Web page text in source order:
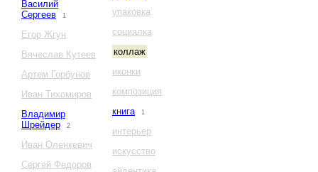
Василий
Сергеев
1
Егор Жгун
Вячеслав Кутеев
Артем Горбунов
Иван Тихомиров
Владимир
Шрейдер
2
Иван Оленкевич
Сергей Федоров
упаковка
социалка
коллаж
иконки
композиция
книга
1
интерьер
искусство